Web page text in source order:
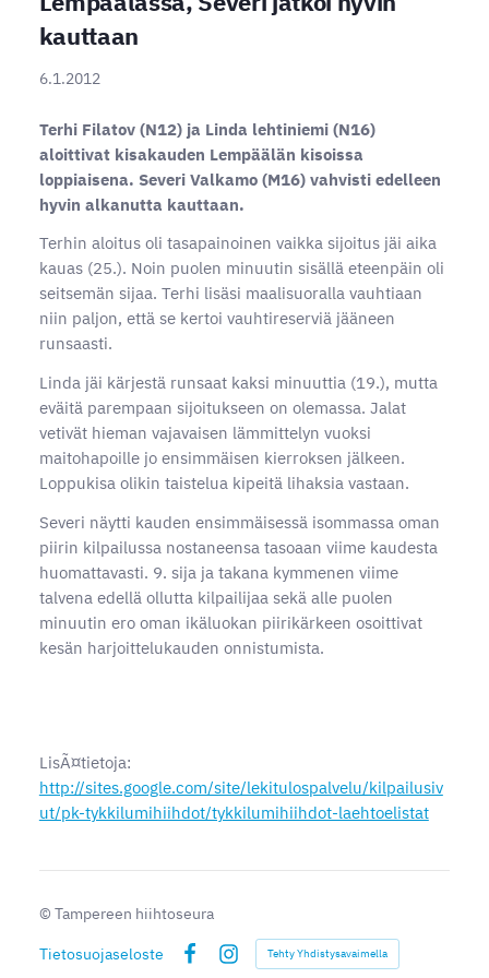
kauttaan
6.1.2012
Terhi Filatov (N12) ja Linda lehtiniemi (N16)
aloittivat kisakauden Lempäälän kisoissa
loppiaisena. Severi Valkamo (M16) vahvisti edelleen
hyvin alkanutta kauttaan.
Terhin aloitus oli tasapainoinen vaikka sijoitus jäi aika
kauas (25.). Noin puolen minuutin sisällä eteenpäin oli
seitsemän sijaa. Terhi lisäsi maalisuoralla vauhtiaan
niin paljon, että se kertoi vauhtireserviä jääneen
runsaasti.
Linda jäi kärjestä runsaat kaksi minuuttia (19.), mutta
eväitä parempaan sijoitukseen on olemassa. Jalat
vetivät hieman vajavaisen lämmittelyn vuoksi
maitohapoille jo ensimmäisen kierroksen jälkeen.
Loppukisa olikin taistelua kipeitä lihaksia vastaan.
Severi näytti kauden ensimmäisessä isommassa oman
piirin kilpailussa nostaneensa tasoaan viime kaudesta
huomattavasti. 9. sija ja takana kymmenen viime
talvena edellä ollutta kilpailijaa sekä alle puolen
minuutin ero oman ikäluokan piirikärkeen osoittivat
kesän harjoittelukauden onnistumista.
LisÃ¤tietoja:
http://sites.google.com/site/lekitulospalvelu/kilpailusiv
ut/pk-tykkilumihiihdot/tykkilumihiihdot-laehtoelistat
© Tampereen hiihtoseura
Tietosuojaseloste
Instagram
Tehty Yhdistysavaimella